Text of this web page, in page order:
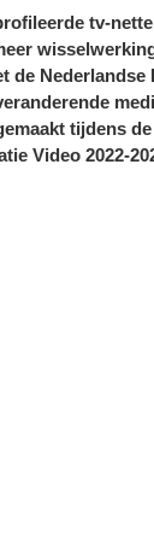
tv-
de Nederlandse
tijdens de
Video 2022-